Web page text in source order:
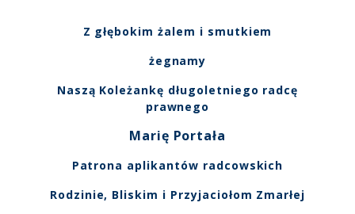
Z głębokim żalem i smutkiem
żegnamy
Naszą Koleżankę długoletniego radcę
prawnego
Marię Portała
Patrona aplikantów radcowskich
Rodzinie, Bliskim i Przyjaciołom Zmarłej